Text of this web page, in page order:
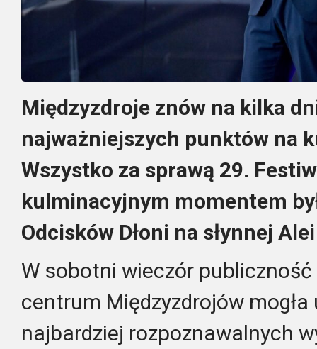
Międzyzdroje znów na kilka
najważniejszych punktów na
Wszystko za sprawą 29.
kulminacyjnym momentem
Odcisków Dłoni na słynnej
W sobotni wieczór
centrum Międzyzdrojów
najbardziej rozpoznawalnych